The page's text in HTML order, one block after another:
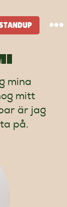
mina
mitt
är jag
på.